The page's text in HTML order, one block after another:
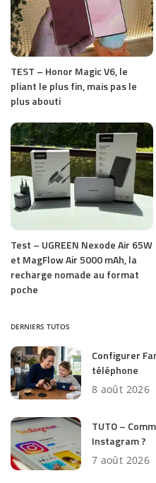
TEST – Honor Magic V6, le
pliant le plus fin, mais pas le
plus abouti
Test – UGREEN Nexode Air 65W
et MagFlow Air 5000 mAh, la
recharge nomade au format
poche
DERNIERS TUTOS
Configurer
téléphone
8 août 2026
TUTO –
Instagram ?
7 août 2026